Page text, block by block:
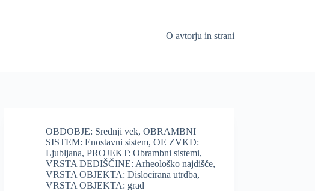
O avtorju in strani
OBDOBJE: Srednji vek,OBRAMBNI
SISTEM: Enostavni sistem,OE ZVKD:
Ljubljana,PROJEKT: Obrambni sistemi,
VRSTA DEDIŠČINE: Arheološko najdišče,
VRSTA OBJEKTA: Dislocirana utrdba,
VRSTA OBJEKTA: grad